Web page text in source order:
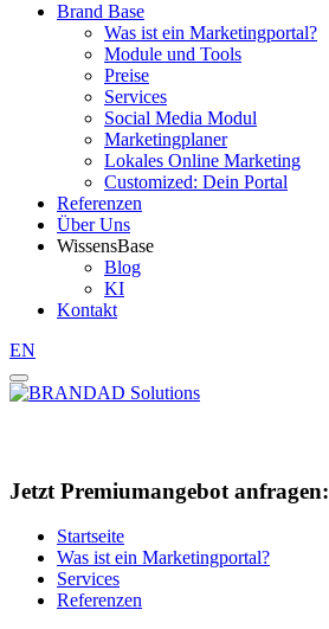
Brand Base
Was ist ein Marketingportal?
Module und Tools
Preise
Services
Social Media Modul
Marketingplaner
Lokales Online Marketing
Customized: Dein Portal
Referenzen
Über Uns
WissensBase
Blog
KI
Kontakt
EN
Jetzt Premiumangebot anfragen:
Startseite
Was ist ein Marketingportal?
Services
Referenzen